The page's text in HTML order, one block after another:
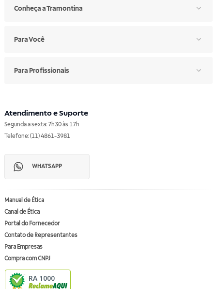
Conheça a Tramontina
Para Você
Para Profissionais
Atendimento e Suporte
Segunda a sexta: 7h30 às 17h
Telefone: (11) 4861-3981
WHATSAPP
Manual de Ética
Canal de Ética
Portal do Fornecedor
Contato de Representantes
Para Empresas
Compra com CNPJ
RA 1000